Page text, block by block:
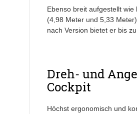
Ebenso breit aufgestellt
(4,98 Meter und 5,33
nach Version bietet er bis
Dreh- und
Cockpit
Höchst ergonomisch und